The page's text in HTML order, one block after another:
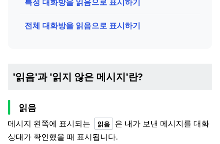
전체 대화방을 읽음으로 표시하기
'읽음'과 '읽지 않은 메시지'란?
읽음
메시지 왼쪽에 표시되는 읽음
은 내가 보낸 메시지를 대화
상대가 확인했을 때 표시됩니다.